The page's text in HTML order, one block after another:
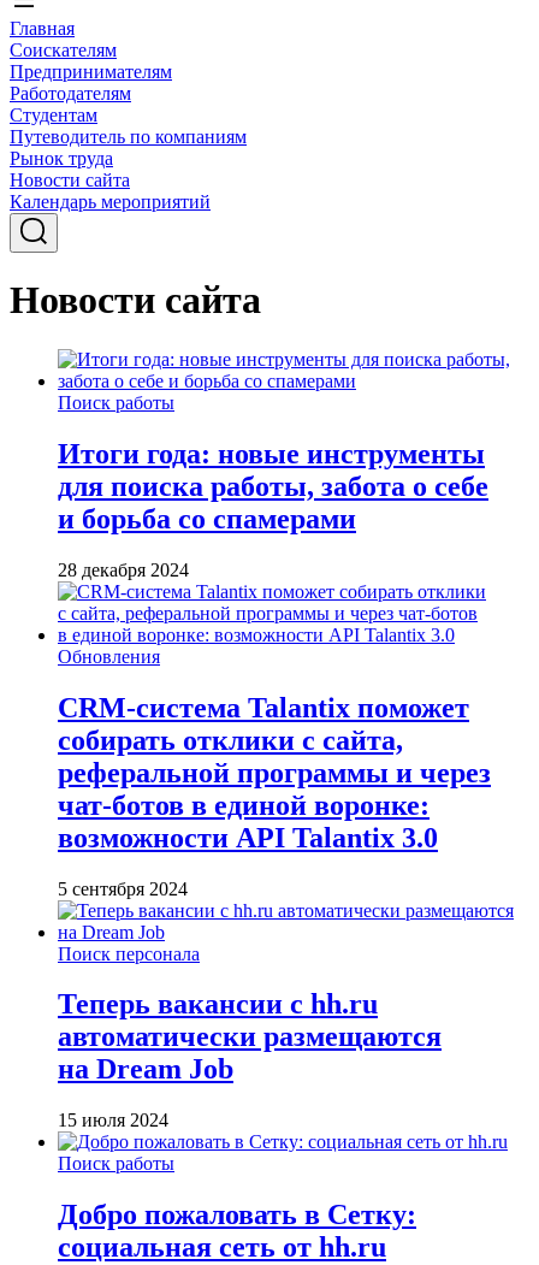
Главная
Соискателям
Предпринимателям
Работодателям
Студентам
Путеводитель по компаниям
Рынок труда
Новости сайта
Календарь мероприятий
Новости сайта
Поиск работы
Итоги года: новые инструменты
для поиска работы, забота о себе
и борьба со спамерами
28 декабря 2024
Обновления
CRM-система Talantix поможет
собирать отклики с сайта,
реферальной программы и через
чат-ботов в единой воронке:
возможности API Talantix 3.0
5 сентября 2024
Поиск персонала
Теперь вакансии с hh.ru
автоматически размещаются
на Dream Job
15 июля 2024
Поиск работы
Добро пожаловать в Сетку:
социальная сеть от hh.ru